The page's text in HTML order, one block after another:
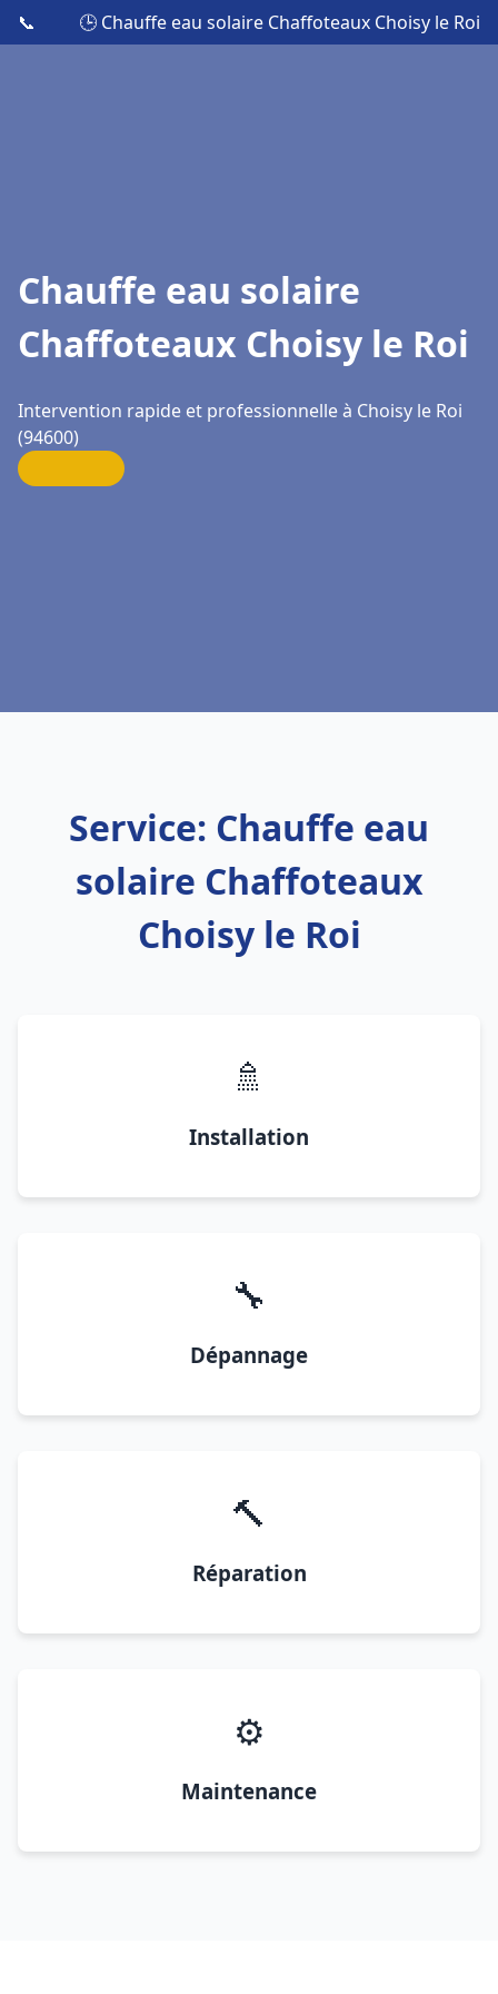
📞 🕒 Chauffe eau solaire Chaffoteaux Choisy le Roi
Chauffe eau solaire
Chaffoteaux Choisy le Roi
Intervention rapide et professionnelle à Choisy le Roi
(94600)
Service: Chauffe eau
solaire Chaffoteaux
Choisy le Roi
🚿
Installation
🔧
Dépannage
🔨
Réparation
⚙️
Maintenance